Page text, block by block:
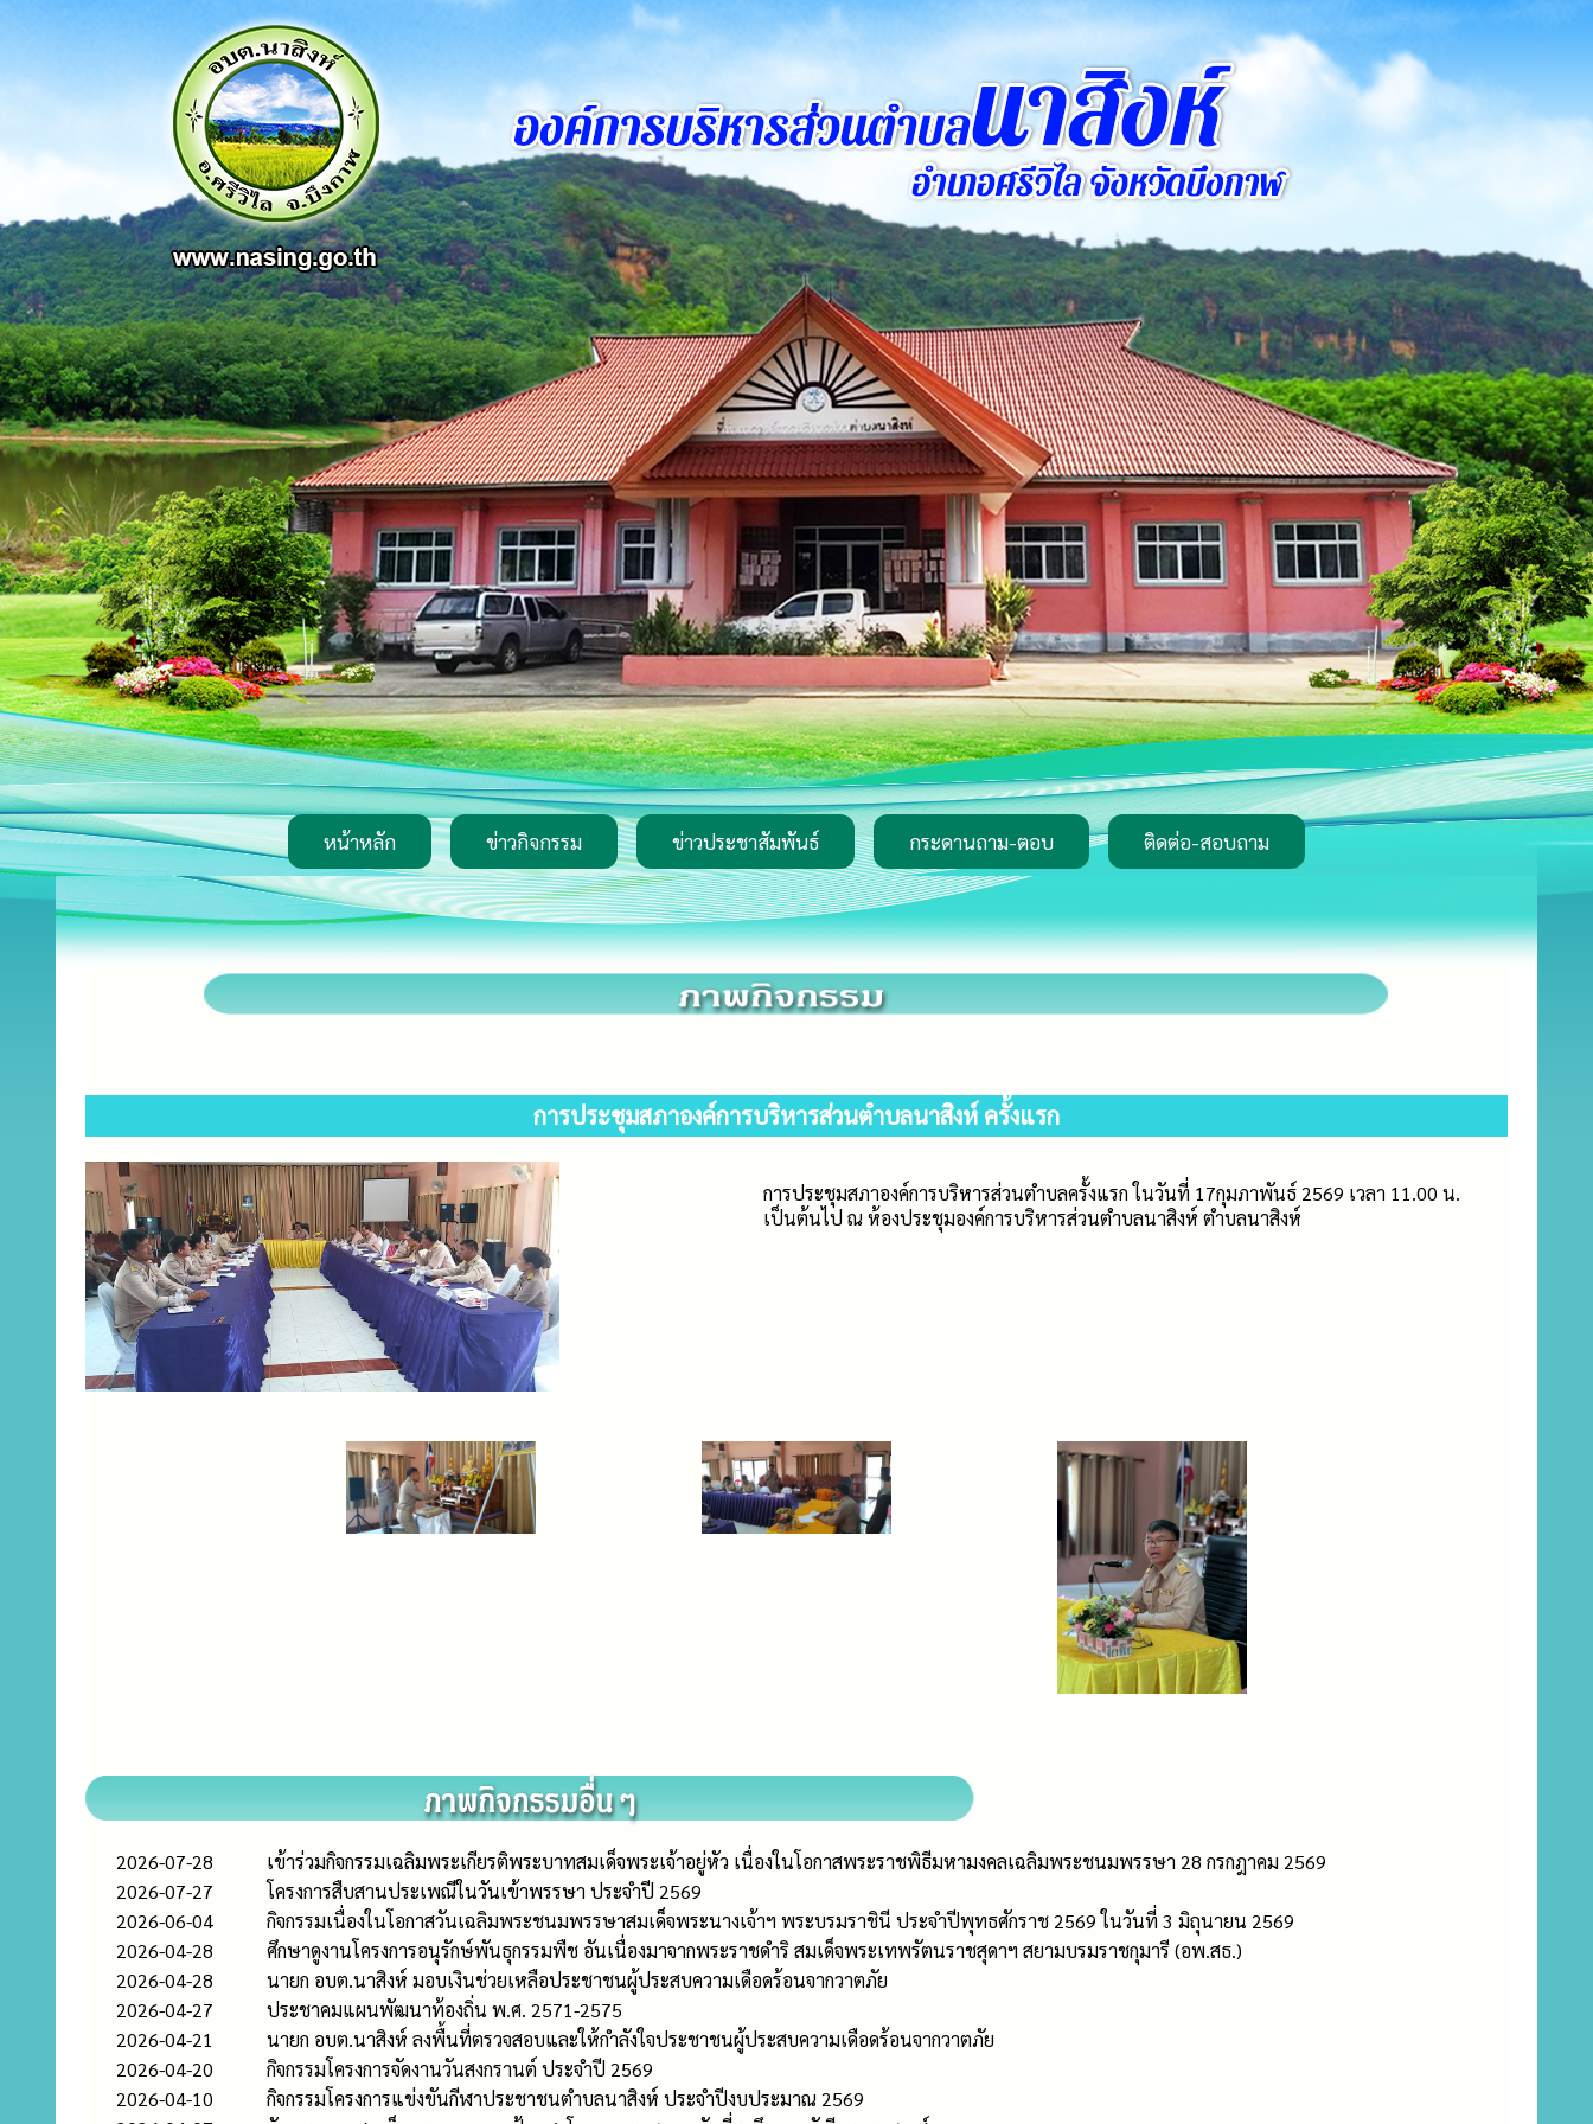
หน้าหลัก ข่าวกิจกรรม ข่าวประชาสัมพันธ์ กระดานถาม-ตอบ ติดต่อ-สอบถาม
การประชุมสภาองค์การบริหารส่วนตำบลนาสิงห์ ครั้งแรก
การประชุมสภาองค์การบริหารส่วนตำบลครั้งแรก ในวันที่ 17กุมภาพันธ์ 2569 เวลา 11.00 น.
เป็นต้นไป ณ ห้องประชุมองค์การบริหารส่วนตำบลนาสิงห์ ตำบลนาสิงห์
2026-07-28
เข้าร่วมกิจกรรมเฉลิมพระเกียรติพระบาทสมเด็จพระเจ้าอยู่หัว เนื่องในโอกาสพระราชพิธีมหามงคลเฉลิมพระชนมพรรษา 28 กรกฎาคม 2569
2026-07-27
โครงการสืบสานประเพณีในวันเข้าพรรษา ประจำปี 2569
2026-06-04
กิจกรรมเนื่องในโอกาสวันเฉลิมพระชนมพรรษาสมเด็จพระนางเจ้าฯ พระบรมราชินี ประจำปีพุทธศักราช 2569 ในวันที่ 3 มิถุนายน 2569
2026-04-28
ศึกษาดูงานโครงการอนุรักษ์พันธุกรรมพืช อันเนื่องมาจากพระราชดำริ สมเด็จพระเทพรัตนราชสุดาฯ สยามบรมราชกุมารี (อพ.สธ.)
2026-04-28
นายก อบต.นาสิงห์ มอบเงินช่วยเหลือประชาชนผู้ประสบความเดือดร้อนจากวาตภัย
2026-04-27
ประชาคมแผนพัฒนาท้องถิ่น พ.ศ. 2571-2575
2026-04-21
นายก อบต.นาสิงห์ ลงพื้นที่ตรวจสอบและให้กำลังใจประชาชนผู้ประสบความเดือดร้อนจากวาตภัย
2026-04-20
กิจกรรมโครงการจัดงานวันสงกรานต์ ประจำปี 2569
2026-04-10
กิจกรรมโครงการแข่งขันกีฬาประชาชนตำบลนาสิงห์ ประจำปีงบประมาณ 2569